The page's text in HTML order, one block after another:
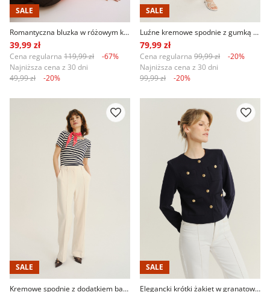
SALE
39,99 zł
Cena regularna 119,99 zł
-67%
Najniższa cena z 30 dni
49,99 zł
-20%
SALE
79,99 zł
Cena regularna 99,99 zł
-20%
Najniższa cena z 30 dni
99,99 zł
-20%
SALE SALE